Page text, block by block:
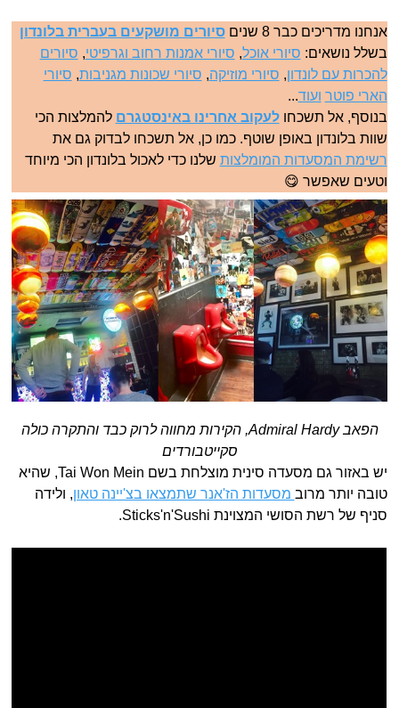
אנחנו מדריכים כבר 8 שנים
סיורים מושקעים בעברית בלונדון
בשלל נושאים: סיורי אוכל, סיורי אמנות רחוב וגרפיטי, סיורים
להכרות עם לונדון, סיורי מוזיקה, סיורי שכונות מגניבות, סיורי
הארי פוטר ועוד...
בנוסף, אל תשכחולעקוב אחרינו באינסטגרם להמלצות הכי
שוות בלונדון באופן שוטף. כמו כן, אל תשכחו לבדוק גם את
רשימת המסעדות המומלצות שלנו כדי לאכול בלונדון הכי מיוחד
וטעים שאפשר 😋
הפאב Admiral Hardy, הקירות מחווה לרוק כבד והתקרה כולה
סקייטבורדים
יש באזור גם מסעדה סינית מוצלחת בשם Tai Won Mein, שהיא
טובה יותר מרוב מסעדות הז'אנר שתמצאו בצ'יינה טאון, ולידה
סניף של רשת הסושי המצוינת Sticks'n'Sushi.